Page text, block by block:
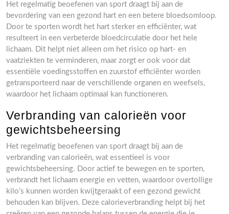
Het regelmatig beoefenen van sport draagt bij aan de
bevordering van een gezond hart en een betere bloedsomloop.
Door te sporten wordt het hart sterker en efficiënter, wat
resulteert in een verbeterde bloedcirculatie door het hele
lichaam. Dit helpt niet alleen om het risico op hart- en
vaatziekten te verminderen, maar zorgt er ook voor dat
essentiële voedingsstoffen en zuurstof efficiënter worden
getransporteerd naar de verschillende organen en weefsels,
waardoor het lichaam optimaal kan functioneren.
Verbranding van calorieën voor
gewichtsbeheersing
Het regelmatig beoefenen van sport draagt bij aan de
verbranding van calorieën, wat essentieel is voor
gewichtsbeheersing. Door actief te bewegen en te sporten,
verbrandt het lichaam energie en vetten, waardoor overtollige
kilo’s kunnen worden kwijtgeraakt of een gezond gewicht
behouden kan blijven. Deze calorieverbranding helpt bij het